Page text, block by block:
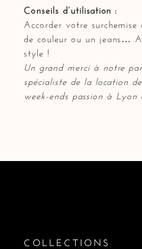
Conseils d’utilisation :
Accorder votre
de couleur ou un jeans…
style !
Un grand merci à notre
spécialiste de la location
week-ends passion à Lyon
COLLECTIONS